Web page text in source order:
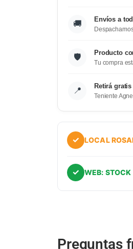
🚚 Envíos a
🛡️ Producto
Tu compra
📍 Retirá
Teniente
✓ LOCAL
✓ WEB: STOCK
Preguntas